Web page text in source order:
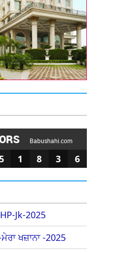
Babushahi.com
1 8 3 6
Jk-2025
ਖਜ਼ਾਨਾ -2025